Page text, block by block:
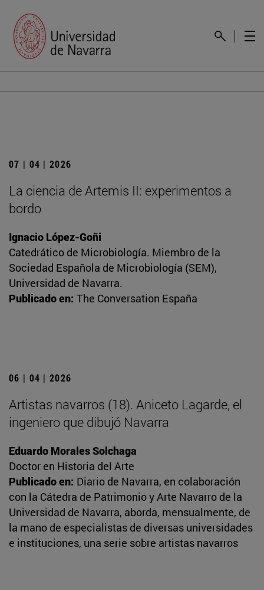
07 | 04 | 2026
La ciencia de Artemis II: experimentos a
bordo
Ignacio López-Goñi
Catedrático de Microbiología. Miembro de la
Sociedad Española de Microbiología (SEM),
Universidad de Navarra.
Publicado en: The Conversation España
06 | 04 | 2026
Artistas navarros (18). Aniceto Lagarde, el
ingeniero que dibujó Navarra
Eduardo Morales Solchaga
Doctor en Historia del Arte
Publicado en: Diario de Navarra, en colaboración
con la Cátedra de Patrimonio y Arte Navarro de la
Universidad de Navarra, aborda, mensualmente, de
la mano de especialistas de diversas universidades
e instituciones, una serie sobre artistas navarros